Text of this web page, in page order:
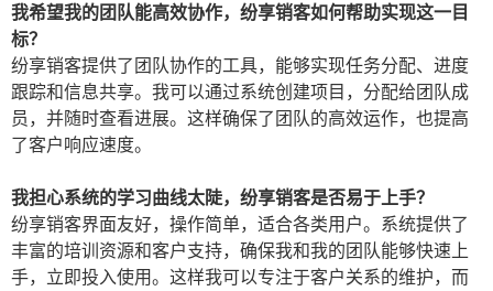
我希望我的团队能高效协作，纷享销客如何帮助实现这一目
标？
纷享销客提供了团队协作的工具，能够实现任务分配、进度
跟踪和信息共享。我可以通过系统创建项目，分配给团队成
员，并随时查看进展。这样确保了团队的高效运作，也提高
了客户响应速度。
我担心系统的学习曲线太陡，纷享销客是否易于上手？
纷享销客界面友好，操作简单，适合各类用户。系统提供了
丰富的培训资源和客户支持，确保我和我的团队能够快速上
手，立即投入使用。这样我可以专注于客户关系的维护，而